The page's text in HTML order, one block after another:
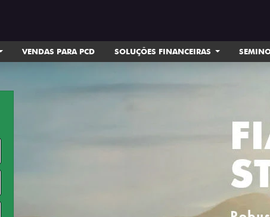
VENDAS PARA PCD SOLUÇÕES FINANCEIRAS